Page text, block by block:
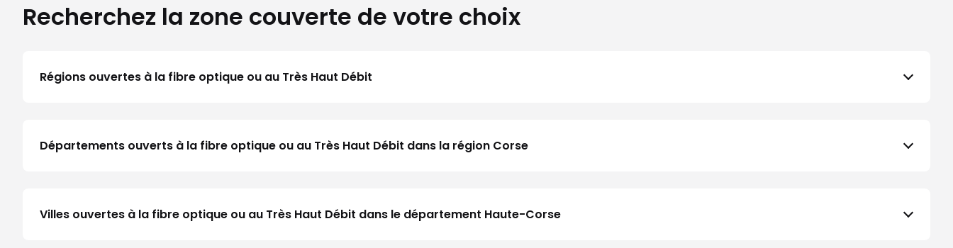
Recherchez la zone couverte de votre choix
Régions ouvertes à la fibre optique ou au Très Haut Débit
Départements ouverts à la fibre optique ou au Très Haut Débit dans la région Corse
Villes ouvertes à la fibre optique ou au Très Haut Débit dans le département Haute-Corse